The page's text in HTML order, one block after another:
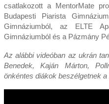
csatlakozott a MentorMate
Budapesti Piarista
Gimnáziumból, az ELTE
Gimnáziumból és a Pázmány
Az alábbi videóban az ukrán
Benedek, Kaján Márton,
önkéntes diákok beszélgetnek